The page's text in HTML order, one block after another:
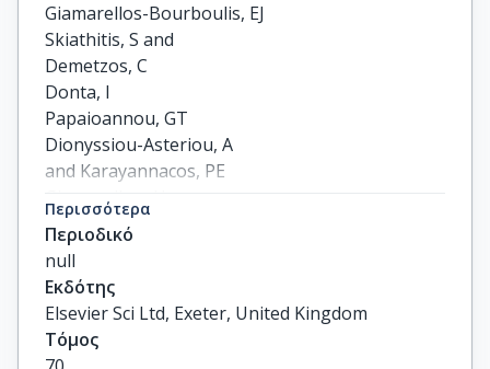
Giamarellos-Bourboulis, EJ
Skiathitis, S and
Demetzos, C
Donta, I
Papaioannou, GT
Dionyssiou-Asteriou, A
and Karayannacos, PE
Giamarellou, H
Περισσότερα
Περιοδικό
null
Εκδότης
Elsevier Sci Ltd, Exeter, United Kingdom
Τόμος